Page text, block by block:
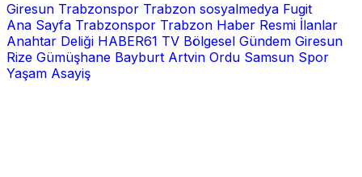
Giresun Trabzonspor Trabzon sosyalmedya Fugit
Ana Sayfa Trabzonspor Trabzon Haber Resmi İlanlar
Anahtar Deliği HABER61 TV Bölgesel Gündem Giresun
Rize Gümüşhane Bayburt Artvin Ordu Samsun Spor
Yaşam Asayiş